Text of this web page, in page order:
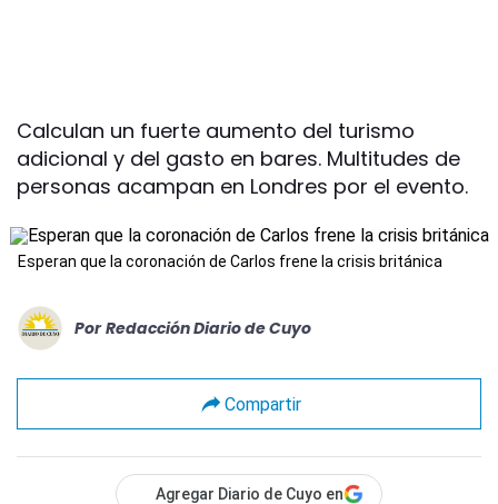
Calculan un fuerte aumento del turismo
adicional y del gasto en bares. Multitudes de
personas acampan en Londres por el evento.
Esperan que la coronación de Carlos frene la crisis británica
Por Redacción Diario de Cuyo
Compartir
Agregar Diario de Cuyo en